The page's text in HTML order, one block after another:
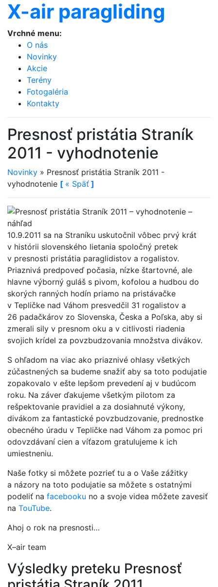
X-air paragliding
Vrchné menu:
O nás
Novinky
Akcie
Terény
Fotogaléria
Kontakty
Presnosť pristátia Straník
2011 - vyhodnotenie
Novinky » Presnosť pristátia Straník 2011 -
vyhodnotenie [ « Späť ]
10.9.2011 sa na Straníku uskutočnil vôbec prvý krát
v histórii slovenského lietania spoločný pretek
v presnosti pristátia paraglidistov a rogalistov.
Priaznivá predpoveď počasia, nízke štartovné, ale
hlavne výborný guláš s pivom, kofolou a hudbou do
skorých ranných hodín priamo na pristávačke
v Tepličke nad Váhom presvedčil 31 rogalistov a
26 padačkárov zo Slovenska, Česka a Poľska, aby si
zmerali sily v presnom oku a v citlivosti riadenia
svojich krídel za povzbudzovania množstva divákov.
S ohľadom na viac ako priaznivé ohlasy všetkých
zúčastnených sa budeme snažiť aby sa toto podujatie
zopakovalo v ešte lepšom prevedení aj v budúcom
roku. Na záver ďakujeme všetkým pilotom za
rešpektovanie pravidiel a za dosiahnuté výkony,
divákom za fantastické povzbudzovanie, prednostke
obecného úradu v Tepličke nad Váhom za pomoc pri
odovzdávaní cien a víťazom gratulujeme k ich
umiestneniu.
Naše fotky si môžete pozrieť tu a o Vaše zážitky
a názory na toto podujatie sa môžete s ostatnými
podeliť na facebooku no a svoje videa môžete zavesiť
na TouTube.
Ahoj o rok na presnosti…
X–air team
Výsledky preteku Presnosť